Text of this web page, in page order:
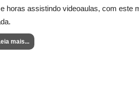
horas assistindo videoaulas, com este
mais...